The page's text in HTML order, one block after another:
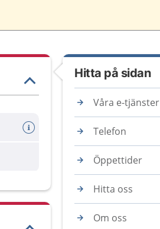
Hitta på sidan
Våra e-tjänster
Telefon
Öppettider
Hitta oss
Om oss